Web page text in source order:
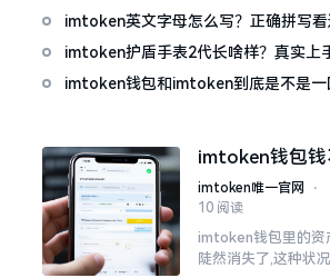
imtoken英文字母怎么写？正确拼写看
imtoken护盾手表2代长啥样？真实上
imtoken钱包和imtoken到底是不是一
imtoken钱包钱
办？老用户手把
imtoken唯一官网 ⋅
10 阅读
imtoken钱包里的资
陡然消失了,这种状